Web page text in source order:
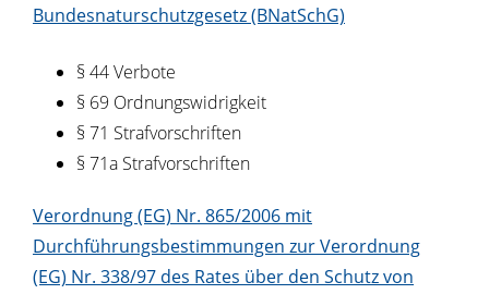
Bundesnaturschutzgesetz (BNatSchG)
§ 44 Verbote
§ 69 Ordnungswidrigkeit
§ 71 Strafvorschriften
§ 71a Strafvorschriften
Verordnung (EG) Nr. 865/2006 mit
Durchführungsbestimmungen zur Verordnung
(EG) Nr. 338/97 des Rates über den Schutz von